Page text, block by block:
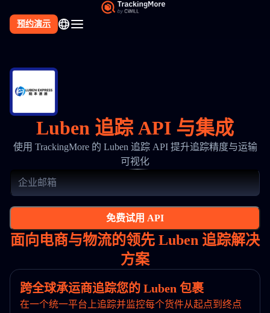
预约演示
Luben 追踪 API 与集成
使用 TrackingMore 的 Luben 追踪 API 提升追踪精度与运输
可视化
免费试用 API
面向电商与物流的领先 Luben 追踪解决
方案
跨全球承运商追踪您的 Luben 包裹
在一个统一平台上追踪并监控每个货件从起点到终点